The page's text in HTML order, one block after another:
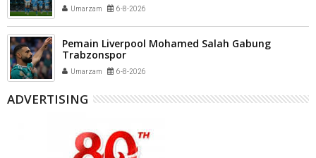
Umarzam 6-8-2026
Pemain Liverpool Mohamed Salah Gabung
Trabzonspor
Umarzam 6-8-2026
ADVERTISING